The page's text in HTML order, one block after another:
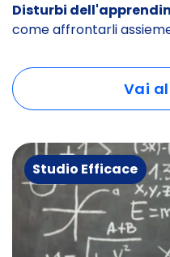
Disturbi
come affrontarli
Vai
Studio Efficace